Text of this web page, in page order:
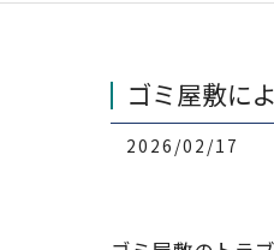
ゴミ屋敷に
2026/02/17